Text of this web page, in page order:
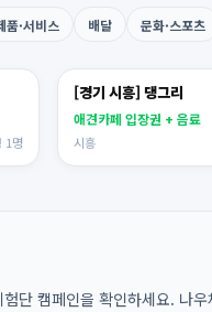
품·서비스 배달 문화·스포츠
1명
[경기 시흥] 댕그리
애견카페 입장권 + 음료
시흥
단 캠페인을 확인하세요. 나